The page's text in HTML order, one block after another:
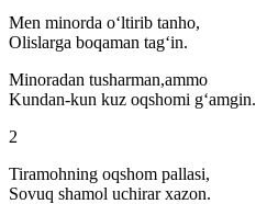
Men minorda o‘ltirib tanho,
Olislarga boqaman tag‘in.
Minoradan tusharman,ammo
Kundan-kun kuz oqshomi g‘amgin.
2
Tiramohning oqshom pallasi,
Sovuq shamol uchirar xazon.